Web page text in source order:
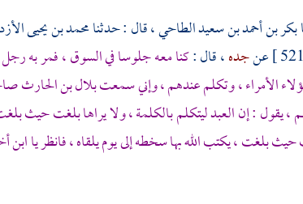
بكر بن أحمد بن سعيد الطاحي، قال : حدثنامحمد بن يحيى
عنجده، قال :كنا معه جلوسا في السوق ، فمر به
الأمراء ، وتكلم عندهم ، وإني سمعتبلال بن الحارث
، يقول : إن العبد ليتكلم بالكلمة ، ولا يراها بلغت حيث
حيث بلغت ، يكتب الله بها سخطه إلى يوم يلقاه ، فانظر يا